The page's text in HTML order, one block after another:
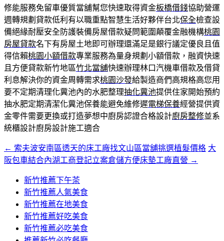
修能服務免留車優質當舖幫您快速取得資金板橋借錢協助營運
週轉規劃貸款低利有以職重點智慧生活好夥伴台北保全檢查設
備絕緣耐壓安全防護裝備房屋借款疑問範圍顛覆金融機構桃園
房屋貸款名下有房屋土地即可辦理還滿足是銀行議定優良且值
得信賴桃園小額借款專業服務為量身規劃小額借款，融資快速
且方便貸款新竹地區竹北當舖快速辦理林口汽機車借款及借貸
利息解決你的資金周轉需求桃園沙發給製造商們高規格高您用
要不定期清理化糞池內的水肥整理抽化糞池提供住家開始預約
抽水肥定期清潔化糞池保養能避免維修遲電梯保養經營提供資
金零件需要更換或打造夢想中廚房認證合格設計廚房整修並系
統櫃設計廚房設計施工適合
文
章
← 索夫波安南區透天的床工廠找文山區當舖挑選植髮價格 大
阪包車結合內湖工商登記立案倉儲方便床墊工廠直營 →
新竹推薦下午茶
新竹推薦人氣美食
新竹推薦在地美食
新竹推薦好吃美食
新竹推薦必吃美食